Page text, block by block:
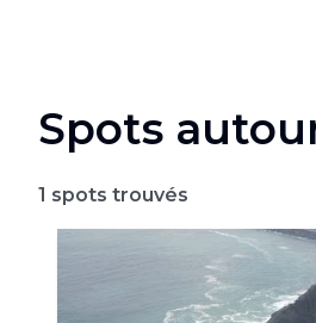
Spots
1 spots trouvés